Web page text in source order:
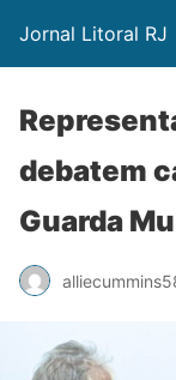
Jornal Litoral RJ
debatem
Guarda